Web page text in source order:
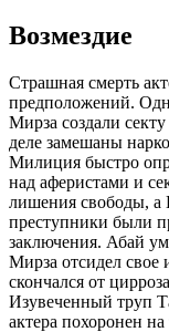
Возмездие
Страшная смерть
предположений.
Мирза создали
деле замешаны
Милиция быстро
над аферистами и
лишения свободы, а
преступники были
заключения. Абай
Мирза отсидел свое
скончался от
Изувеченный труп
актера похоронен